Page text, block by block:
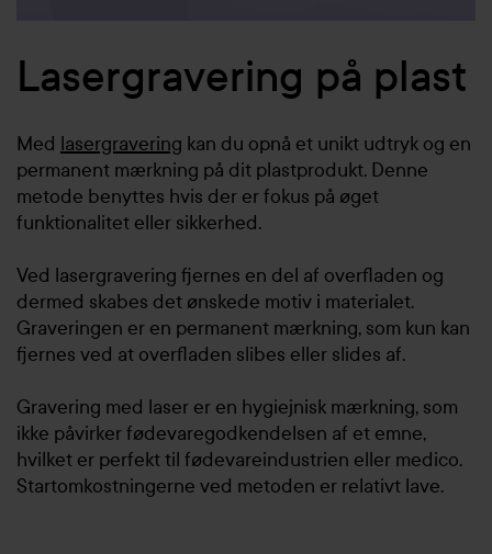
Lasergravering på plast
Med lasergravering kan du opnå et unikt udtryk og en
permanent mærkning på dit plastprodukt. Denne
metode benyttes hvis der er fokus på øget
funktionalitet eller sikkerhed.
Ved lasergravering fjernes en del af overfladen og
dermed skabes det ønskede motiv i materialet.
Graveringen er en permanent mærkning, som kun kan
fjernes ved at overfladen slibes eller slides af.
Gravering med laser er en hygiejnisk mærkning, som
ikke påvirker fødevaregodkendelsen af et emne,
hvilket er perfekt til fødevareindustrien eller medico.
Startomkostningerne ved metoden er relativt lave.